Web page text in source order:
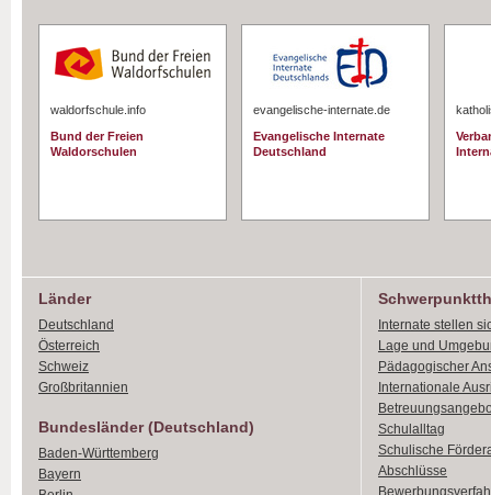
waldorfschule.info
Bund der Freien
Waldorschulen
evangelische-internate.de
Evangelische Internate
Deutschland
Länder
Deutschland
Österreich
Schweiz
Großbritannien
Bundesländer (Deutschland)
Baden-Württemberg
Bayern
Internate stellen
Lage und
Pädagogischer
Internationale
Schulalltag
Schulische
Abschlüsse